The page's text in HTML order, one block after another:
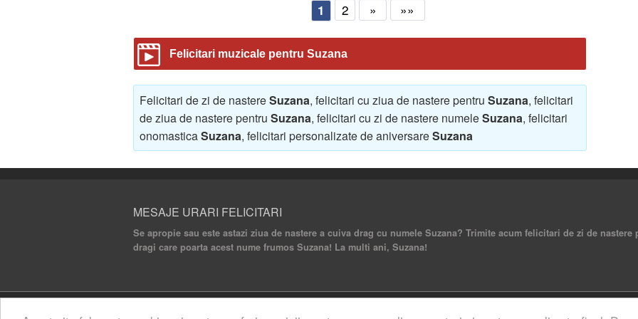
1 2 » »»
Felicitari muzicale pentru Suzana
Felicitari de zi de nastereSuzana, felicitari cu ziua de nastere pentru Suzana, felicitari
de ziua de nastere pentru Suzana, felicitari cu zi de nastere numeleSuzana, felicitari
onomasticaSuzana, felicitari personalizate de aniversareSuzana
MESAJE URARI FELICITARI
Se apropie sau este astazi ziua de nastere a cuiva drag cu numele Suzana? Trimite acum felicitari de zi de
dragi care poarta acest nume frumos Suzana! La multi ani, Suzana!